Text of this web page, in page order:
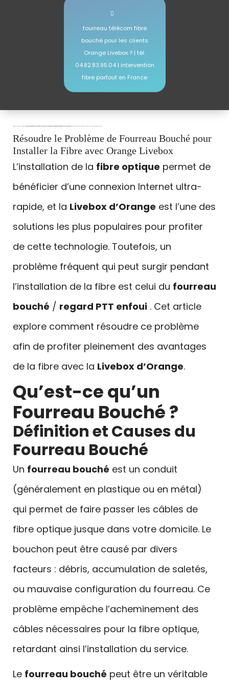
fourreau télécom fibre
bouché pour les clients
Orange Livebox ? | tél:
04.82.83.95.04 | intervention
fibre partout en France
Résoudre le Problème de Fourreau Bouché pour
Installer la Fibre avec Orange Livebox
L’installation de la fibre optique permet de
bénéficier d’une connexion Internet ultra-
rapide, et la Livebox d’Orange est l’une des
solutions les plus populaires pour profiter
de cette technologie. Toutefois, un
problème fréquent qui peut surgir pendant
l’installation de la fibre est celui du fourreau
bouché / regard PTT enfoui . Cet article
explore comment résoudre ce problème
afin de profiter pleinement des avantages
de la fibre avec la Livebox d’Orange.
Qu’est-ce qu’un
Fourreau Bouché ?
Définition et Causes du
Fourreau Bouché
Un fourreau bouché est un conduit
(généralement en plastique ou en métal)
qui permet de faire passer les câbles de
fibre optique jusque dans votre domicile. Le
bouchon peut être causé par divers
facteurs : débris, accumulation de saletés,
ou mauvaise configuration du fourreau. Ce
problème empêche l’acheminement des
câbles nécessaires pour la fibre optique,
retardant ainsi l’installation du service.
Le fourreau bouché peut être un véritable